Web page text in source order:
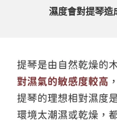
濕度會對提琴造